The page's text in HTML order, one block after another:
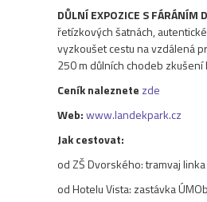
DŮLNÍ EXPOZICE S FÁRÁNÍM
řetízkových šatnách,
vyzkoušet cestu na vzdálená
250 m důlních chodeb
Ceník naleznete zde
Web:www.landekpark.cz
Jak cestovat:
od ZŠ Dvorského: tramvaj
od Hotelu Vista: zastávka